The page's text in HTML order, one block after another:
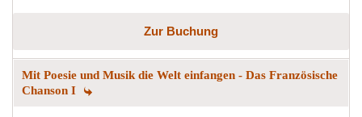
Zur Buchung
Mit Poesie und Musik die Welt einfangen - Das Französische
Chanson I